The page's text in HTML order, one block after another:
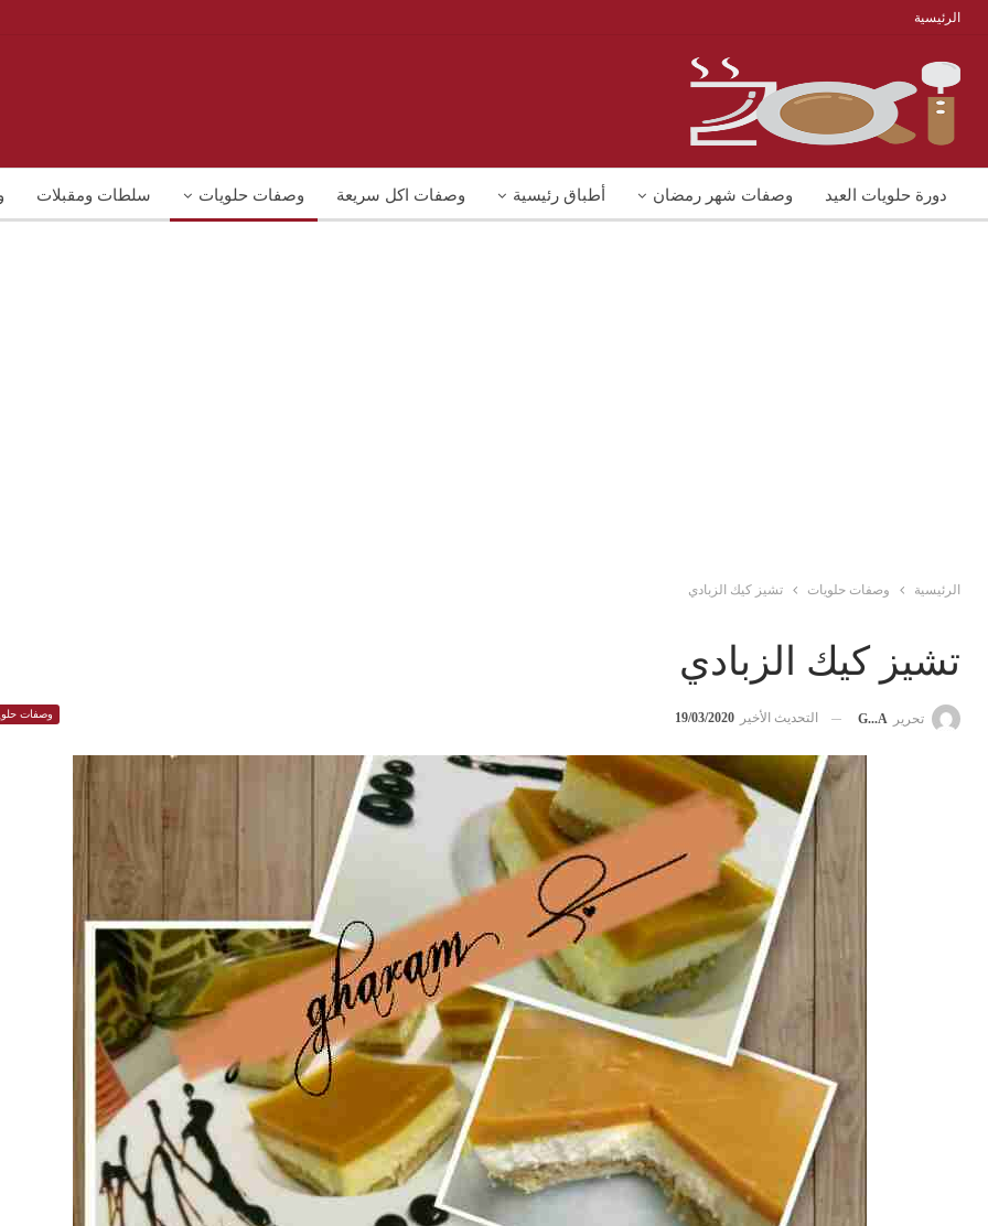
الرئيسية
دورة حلويات العيد وصفات شهر رمضان أطباق رئيسية وصفات اكل سريعة وصفات حلويات سلطات ومقبلات
الرئيسية وصفات حلويات تشيز كيك الزبادي
تشيز كيك الزبادي
وصفات تحرير G...A التحديث الأخير 19/03/2020